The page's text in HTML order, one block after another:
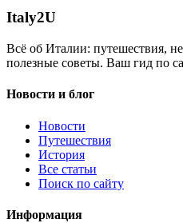
Italy2U
Всё об Италии: путешествия,
полезные советы. Ваш гид по
Новости и блог
Новости
Путешествия
История
Все статьи
Поиск по сайту
Информация